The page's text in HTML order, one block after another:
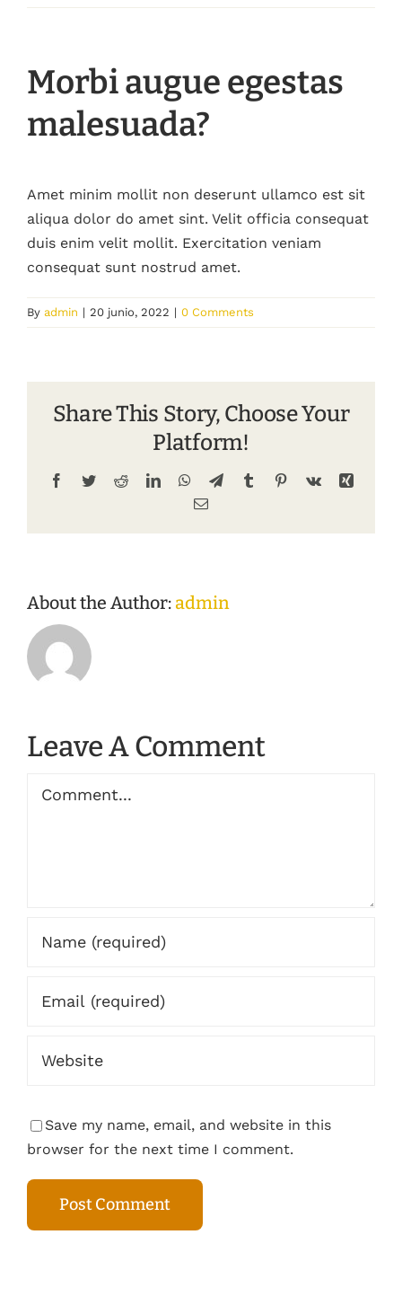
Morbi augue egestas
malesuada?
Amet minim mollit non deserunt ullamco est sit
aliqua dolor do amet sint. Velit officia consequat
duis enim velit mollit. Exercitation veniam
consequat sunt nostrud amet.
By admin | 20 junio, 2022 | 0 Comments
Share This Story, Choose Your
Platform!
Facebook
TwitterRedditLinkedInWhatsApp
TelegramTumblrPinterest
Vk
Xing
Email
About the Author: admin
Leave A Comment
Save my name, email, and website in this
browser for the next time I comment.